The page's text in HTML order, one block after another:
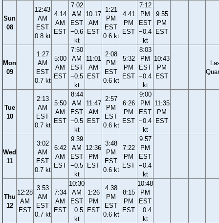
Sun
08
12:43
AM
EST
0.8 kt
4:14
AM
EST
7:02
AM
EST
−0.6
kt
10:17
AM
EST
1:21
PM
EST
0.6 kt
4:41
PM
EST
7:12
PM
EST
−0.4
kt
9:55
PM
EST
Mon
09
1:27
AM
EST
0.7 kt
5:00
AM
EST
7:50
AM
EST
−0.5
kt
11:01
AM
EST
2:08
PM
EST
0.6 kt
5:32
PM
EST
8:03
PM
EST
−0.4
kt
10:43
PM
EST
Tue
10
2:13
AM
EST
0.7 kt
5:50
AM
EST
8:44
AM
EST
−0.5
kt
11:47
AM
EST
2:57
PM
EST
0.6 kt
6:26
PM
EST
9:00
PM
EST
−0.4
kt
11:35
PM
EST
Wed
11
3:02
AM
EST
0.7 kt
6:42
AM
EST
9:39
AM
EST
−0.5
kt
12:36
PM
EST
3:48
PM
EST
0.6 kt
7:22
PM
EST
9:57
PM
EST
−0.4
kt
Thu
12
12:28
AM
EST
3:53
AM
EST
0.7 kt
7:34
AM
EST
10:30
AM
EST
−0.5
kt
1:26
PM
EST
4:38
PM
EST
0.6 kt
8:15
PM
EST
10:48
PM
EST
−0.4
kt